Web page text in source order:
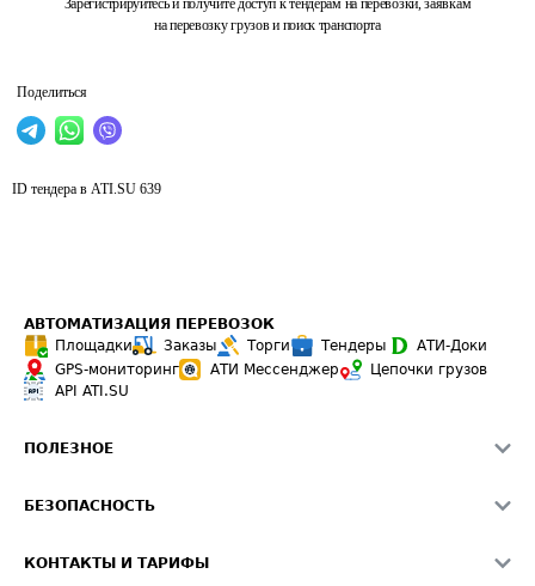
Зарегистрируйтесь и получите доступ к тендерам на перевозки, заявкам
на перевозку грузов и поиск транспорта
Поделиться
ID тендера в ATI.SU 639
АВТОМАТИЗАЦИЯ ПЕРЕВОЗОК
Площадки
Заказы Торги Тендеры
АТИ-Доки
GPS-мониторинг
АТИ Мессенджер
Цепочки грузов
API ATI.SU
ПОЛЕЗНОЕ
Звезды ATI.SU на вашем сайте
БЕЗОПАСНОСТЬ
КОНТАКТЫ И ТАРИФЫ